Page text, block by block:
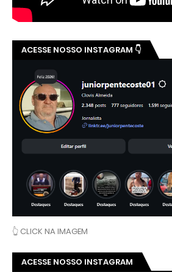
ACESSE NOSSO INSTAGRAM 👇
👆 CLICK NA IMAGEM
ACESSE NOSSO INSTAGRAM